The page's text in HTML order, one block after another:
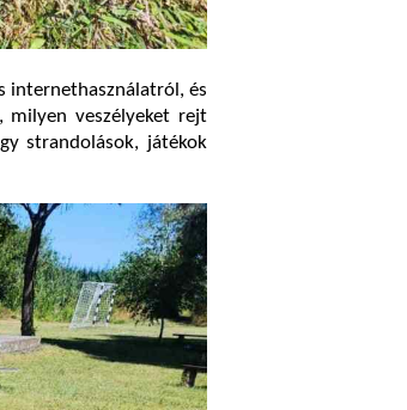
internethasználatról, és
milyen veszélyeket rejt
strandolások, játékok